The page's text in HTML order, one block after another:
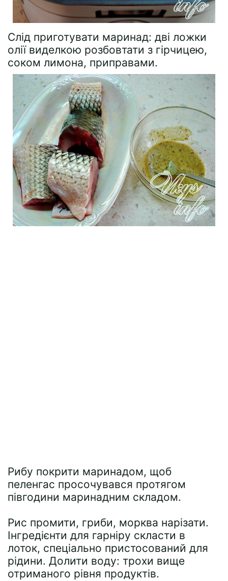
Слід приготувати маринад: дві ложки
олії виделкою розбовтати з гірчицею,
соком лимона, приправами.
Рибу покрити маринадом, щоб
пеленгас просочувався протягом
півгодини маринадним складом.
Рис промити, гриби, морква нарізати.
Інгредієнти для гарніру скласти в
лоток, спеціально пристосований для
рідини. Долити воду: трохи вище
отриманого рівня продуктів.